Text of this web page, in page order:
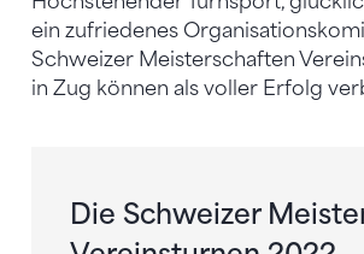
ein zufriedenes
Schweizer Meisterschaften
in Zug können als voller Erfolg
Die Schweizer